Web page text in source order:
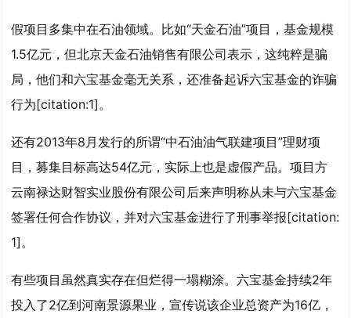
假项目多集中在石油领域。比如“天金石油”项目，基金规模
1.5亿元，但北京天金石油销售有限公司表示，这纯粹是骗
局，他们和六宝基金毫无关系，还准备起诉六宝基金的诈骗
行为[citation:1]。
还有2013年8月发行的所谓“中石油油气联建项目”理财项
目，募集目标高达54亿元，实际上也是虚假产品。项目方
云南禄达财智实业股份有限公司后来声明称从未与六宝基金
签署任何合作协议，并对六宝基金进行了刑事举报[citation:
1]。
有些项目虽然真实存在但烂得一塌糊涂。六宝基金持续2年
投入了2亿到河南景源果业，宣传说该企业总资产为16亿，